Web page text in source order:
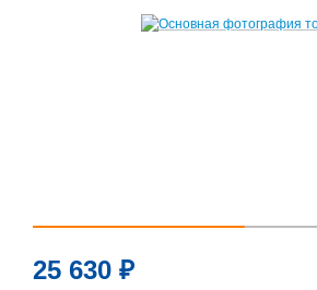
25 630 ₽